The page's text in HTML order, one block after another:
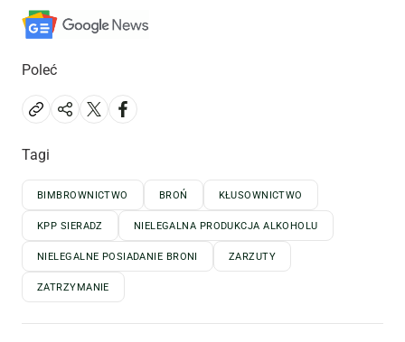
Poleć
Tagi
BIMBROWNICTWO BROŃ KŁUSOWNICTWO
KPP SIERADZ NIELEGALNA PRODUKCJA ALKOHOLU
NIELEGALNE POSIADANIE BRONI ZARZUTY
ZATRZYMANIE